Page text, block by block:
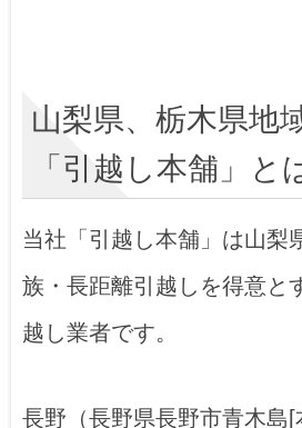
山梨県、栃木県地
「引越し本舗」と
当社「引越し本舗」は山梨
族・長距離引越しを得意と
越し業者です。
長野（長野県長野市青木島